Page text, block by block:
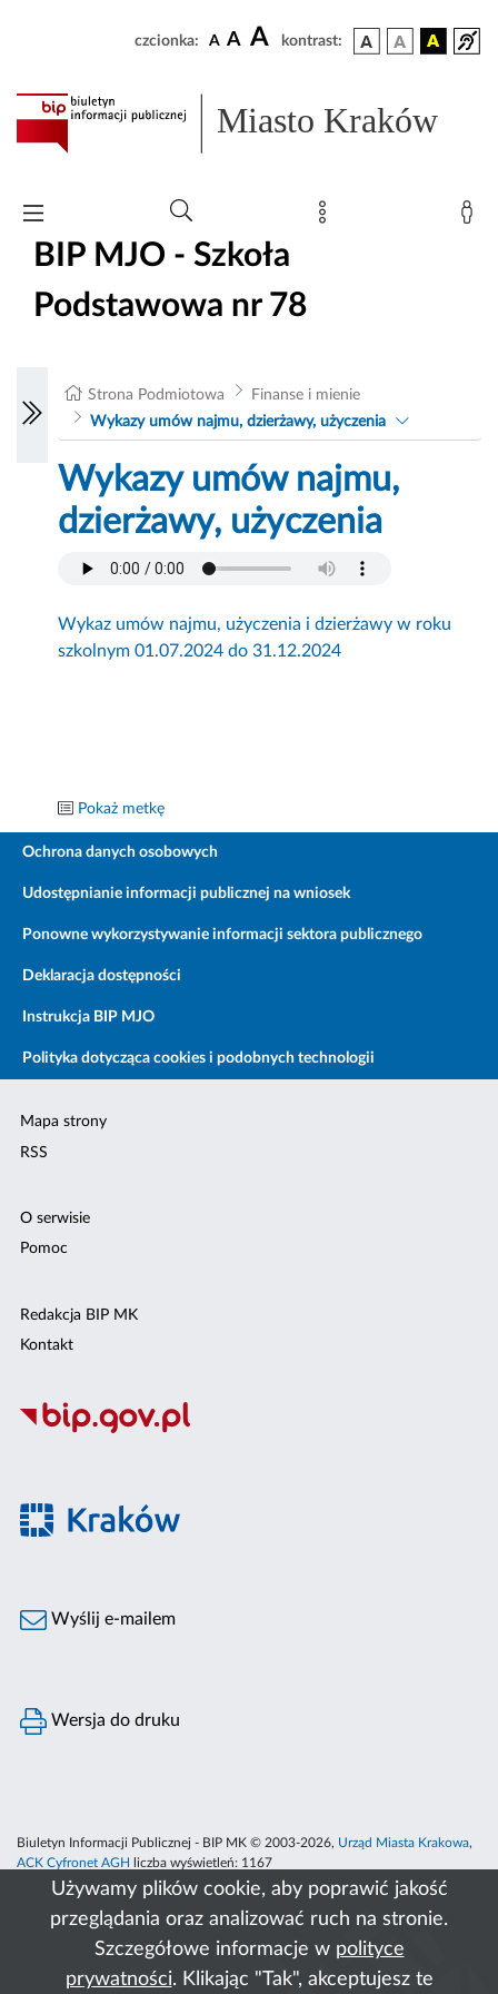
Używamy plików cookie, aby poprawić jakość
przeglądania oraz analizować ruch na stronie.
Szczegółowe informacje w polityce
prywatności. Klikając "Tak", akceptujesz te
czcionka: A A A kontrast:
Miasto Kraków
BIP MJO - Szkoła
Podstawowa nr 78
Strona Podmiotowa
Finanse i mienie
Wykazy umów najmu, dzierżawy, użyczenia
Wykazy umów najmu,
dzierżawy, użyczenia
Wykaz umów najmu, użyczenia i dzierżawy w roku
szkolnym 01.07.2024 do 31.12.2024
Pokaż metkę
Ochrona danych osobowych
Udostępnianie informacji publicznej na wniosek
Ponowne wykorzystywanie informacji sektora publicznego
Deklaracja dostępności
Instrukcja BIP MJO
Polityka dotycząca cookies i podobnych technologii
Mapa strony
RSS
O serwisie
Pomoc
Redakcja BIP MK
Kontakt
Wyślij e-mailem
Wersja do druku
Biuletyn Informacji Publicznej - BIP MK © 2003-2026, Urząd Miasta Krakowa,
ACK Cyfronet AGH
liczba wyświetleń: 1167